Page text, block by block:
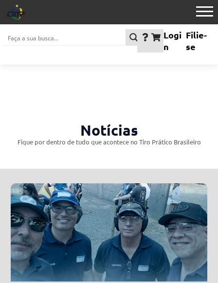
Logi
n
Filie-
se
Notícias
Fique por dentro de tudo que acontece no Tiro Prático Brasileiro